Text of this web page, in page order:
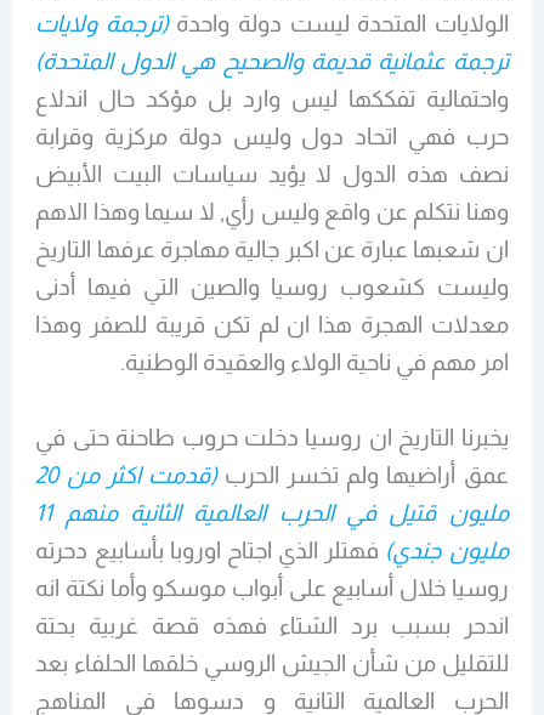
الولايات المتحدة ليست دولة واحدة(ترجمة ولايات
ترجمة عثمانية قديمة والصحيح هي الدول المتحدة)
واحتمالية تفككها ليس وارد بل مؤكد حال اندلاع
حرب فهي اتحاد دول وليس دولة مركزية وقرابة
نصف هذه الدول لا يؤيد سياسات البيت الأبيض
وهنا نتكلم عن واقع وليس رأي, لا سيما وهذا الاهم
ان شعبها عبارة عن اكبر جالية مهاجرة عرفها التاريخ
وليست كشعوب روسيا والصين التي فيها أدنى
معدلات الهجرة هذا ان لم تكن قريبة للصفر وهذا
امر مهم في ناحية الولاء والعقيدة الوطنية.
يخبرنا التاريخ ان روسيا دخلت حروب طاحنة حتى في
عمق أراضيها ولم تخسر الحرب
(قدمت اكثر من 20
مليون قتيل في الحرب العالمية الثانية منهم 11
مليون جندي) فهتلر الذي اجتاح اوروبا بأسابيع دحرته
روسيا خلال أسابيع على أبواب موسكو وأما نكتة انه
اندحر بسبب برد الشتاء فهذه قصة غربية بحتة
للتقليل من شأن الجيش الروسي خلقها الحلفاء بعد
الحرب العالمية الثانية و دسوها في المناهج